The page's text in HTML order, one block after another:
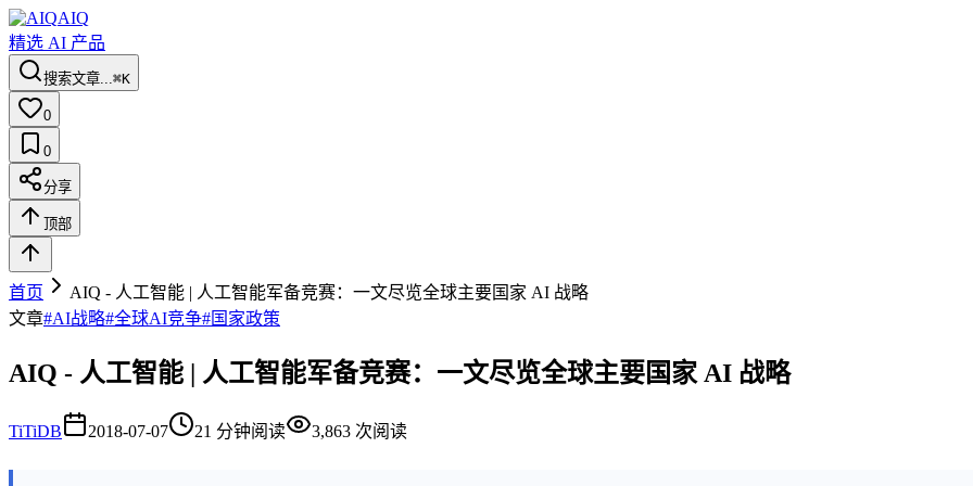
AIQ
精选 AI 产品
搜索文章...⌘K
0
0
分享
顶部
首页
AIQ - 人工智能 | 人工智能军备竞赛：一文尽览全球主要国家 AI 战略
文章#AI战略#全球AI竞争#国家政策
AIQ - 人工智能 | 人工智能军备竞赛：一文尽览全球主要国家 AI 战略
TiTiDB 2018-07-07 21 分钟阅读 3,863 次阅读